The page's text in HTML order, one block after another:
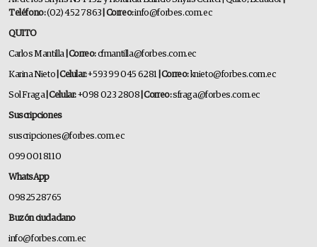
Teléfono:(02) 452 7863 | Correo:info@forbes.com.ec
QUITO
Carlos Mantilla | Correo:cfmantilla@forbes.com.ec
Karina Nieto | Celular:+593 99 045 6281 | Correo:knieto@forbes.com.ec
Sol Fraga| Celular:+098 023 2808 | Correo:sfraga@forbes.com.ec
Suscripciones
suscripciones@forbes.com.ec
099 001 8110
WhatsApp
0982528765
Buzón ciudadano
info@forbes.com.ec